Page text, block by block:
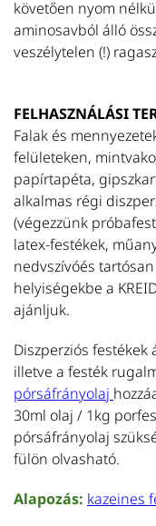
követően nyom
aminosavból álló
veszélytelen (!)
FELHASZNÁLÁSI
Falak és
felületeken,
papírtapéta,
alkalmas régi
(végezzünk
latex-festékek,
nedvszívóés
helyiségekbe a
ajánljuk.
Diszperziós festékek
illetve a festék
pórsáfrányolaj
30ml olaj / 1kg
pórsáfrányolaj
fülön olvasható.
Alapozás: kazeines